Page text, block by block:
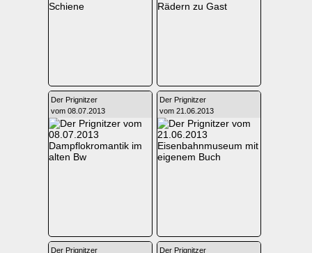
Schiene
Rädern zu Gast
Der Prignitzer
vom 08.07.2013
Dampflokromantik im
alten Bw
Der Prignitzer
vom 21.06.2013
Eisenbahnmuseum mit
eigenem Buch
Der Prignitzer
Der Prignitzer